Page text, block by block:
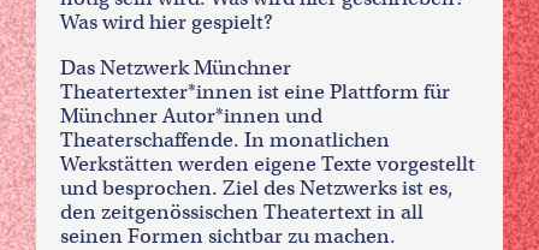
Was wird hier gespielt?
Das Netzwerk Münchner
Theatertexter*innen ist eine Plattform für
Münchner Autor*innen und
Theaterschaffende. In monatlichen
Werkstätten werden eigene Texte vorgestellt
und besprochen. Ziel des Netzwerks ist es,
den zeitgenössischen Theatertext in all
seinen Formen sichtbar zu machen.